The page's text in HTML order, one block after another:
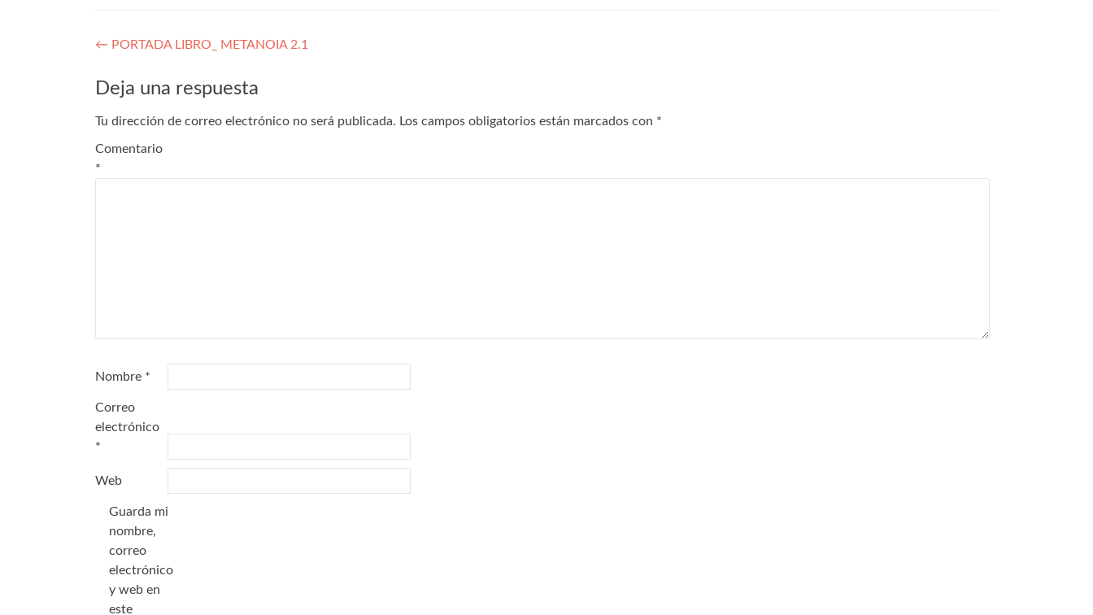
← PORTADA LIBRO_ METANOIA 2.1
Deja una respuesta
Tu dirección de correo electrónico no será publicada. Los campos obligatorios están marcados con *
Comentario
*
Nombre *
Correo
electrónico
*
Web
Guarda mi
nombre,
correo
electrónico
y web en
este